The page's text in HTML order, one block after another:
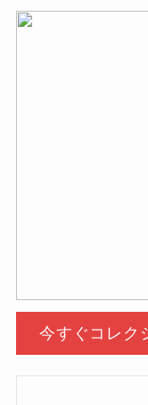
今すぐコレク